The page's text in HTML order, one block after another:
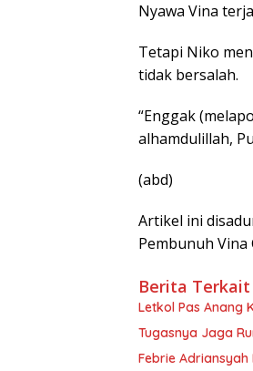
Nyawa Vina
Tetapi Niko
tidak bersalah.
“Enggak
alhamdulillah,
(abd)
Artikel ini
Pembunuh Vina
Berita Terkait
Letkol Pas Anang
Tugasnya Jaga
Febrie